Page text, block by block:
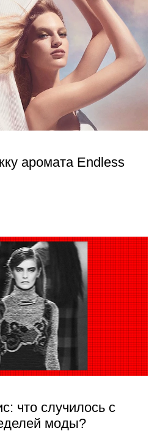
аромата Endless
что случилось с
моды?